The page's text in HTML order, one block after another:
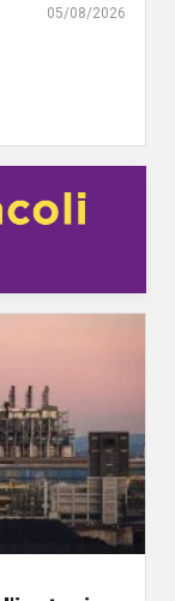
05/08/2026